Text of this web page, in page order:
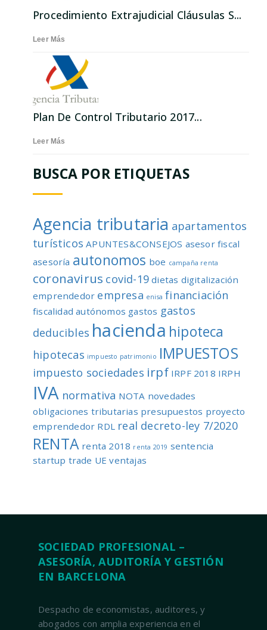
Procedimiento Extrajudicial Cláusulas S...
Leer Más
Plan De Control Tributario 2017...
Leer Más
BUSCA POR ETIQUETAS
Agencia tributaria apartamentos
turísticos APUNTES&CONSEJOS asesor fiscal
asesoría autonomos boe campaña renta
coronavirus covid-19 dietas digitalización
emprendedor empresa enisa financiación
fiscalidad autónomos gastos gastos
deducibles hacienda hipoteca
hipotecas impuesto patrimonio IMPUESTOS
impuesto sociedades irpf IRPF 2018 IRPH
IVA normativa NOTA novedades
obligaciones tributarias presupuestos proyecto
emprendedor RDL real decreto-ley 7/2020
RENTA renta 2018 renta 2019 sentencia
startup trade UE ventajas
SOCIEDAD PROFESIONAL –
ASESORÍA, AUDITORÍA Y GESTIÓN
EN BARCELONA
Despacho de economistas, auditores, y
abogados con amplia experiencia en el